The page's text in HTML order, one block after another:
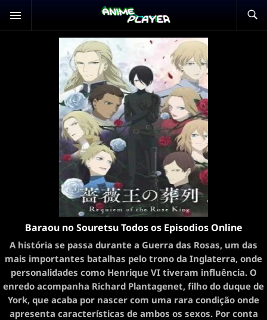
Baraou no Souretsu Todos os Episodios Online
A história se passa durante a Guerra das Rosas, um das
mais importantes batalhas pelo trono da Inglaterra, onde
personalidades como Henrique VI tiveram influência. O
enredo acompanha Richard Plantagenet, filho do duque de
York, que acaba por nascer com uma rara condição onde
apresenta características de ambos os sexos. Por conta